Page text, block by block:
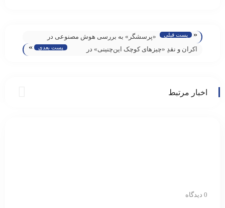
« پست قبلی
«پرسشگر» به بررسی هوش مصنوعی در
سلامت می‌پردازد
اکران و نقدِ «چیزهای کوچک این‌چنینی» در
پست بعدی »
اخبار مرتبط
0 دیدگاه